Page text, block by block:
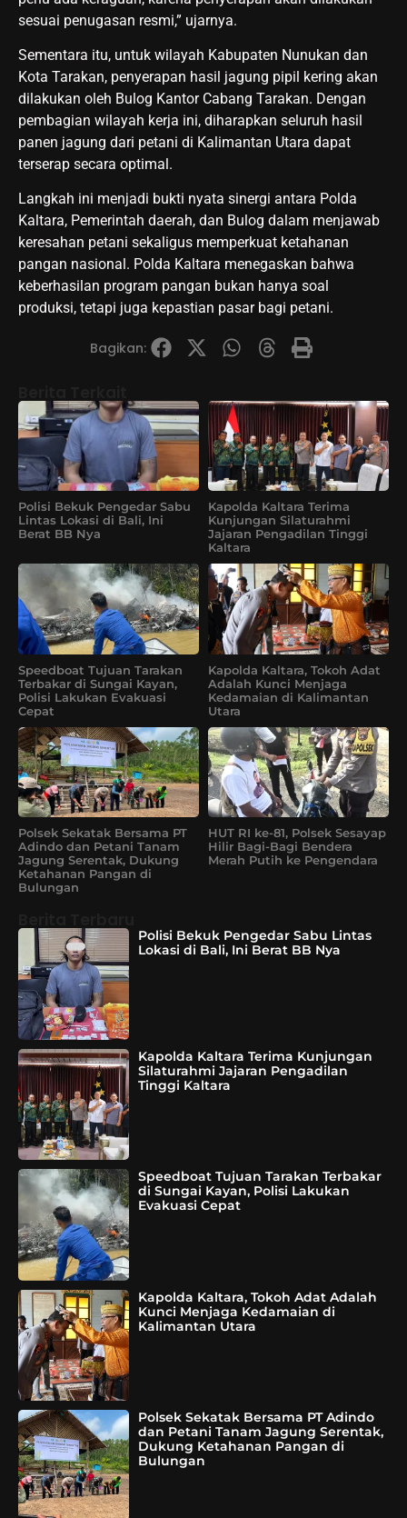
sesuai penugasan resmi,” ujarnya.
Sementara itu, untuk wilayah Kabupaten Nunukan dan
Kota Tarakan, penyerapan hasil jagung pipil kering akan
dilakukan oleh Bulog Kantor Cabang Tarakan. Dengan
pembagian wilayah kerja ini, diharapkan seluruh hasil
panen jagung dari petani di Kalimantan Utara dapat
terserap secara optimal.
Langkah ini menjadi bukti nyata sinergi antara Polda
Kaltara, Pemerintah daerah, dan Bulog dalam menjawab
keresahan petani sekaligus memperkuat ketahanan
pangan nasional. Polda Kaltara menegaskan bahwa
keberhasilan program pangan bukan hanya soal
produksi, tetapi juga kepastian pasar bagi petani.
Bagikan:
Polisi Bekuk Pengedar Sabu
Lintas Lokasi di Bali, Ini
Berat BB Nya
Kapolda Kaltara Terima
Kunjungan Silaturahmi
Jajaran Pengadilan Tinggi
Kaltara
Speedboat Tujuan Tarakan
Terbakar di Sungai Kayan,
Polisi Lakukan Evakuasi
Cepat
Kapolda Kaltara, Tokoh Adat
Adalah Kunci Menjaga
Kedamaian di Kalimantan
Utara
Polsek Sekatak Bersama PT
Adindo dan Petani Tanam
Jagung Serentak, Dukung
Ketahanan Pangan di
Bulungan
HUT RI ke-81, Polsek Sesayap
Hilir Bagi-Bagi Bendera
Merah Putih ke Pengendara
Polisi Bekuk Pengedar Sabu Lintas
Lokasi di Bali, Ini Berat BB Nya
Kapolda Kaltara Terima Kunjungan
Silaturahmi Jajaran Pengadilan
Tinggi Kaltara
Speedboat Tujuan Tarakan Terbakar
di Sungai Kayan, Polisi Lakukan
Evakuasi Cepat
Kapolda Kaltara, Tokoh Adat Adalah
Kunci Menjaga Kedamaian di
Kalimantan Utara
Polsek Sekatak Bersama PT Adindo
dan Petani Tanam Jagung Serentak,
Dukung Ketahanan Pangan di
Bulungan